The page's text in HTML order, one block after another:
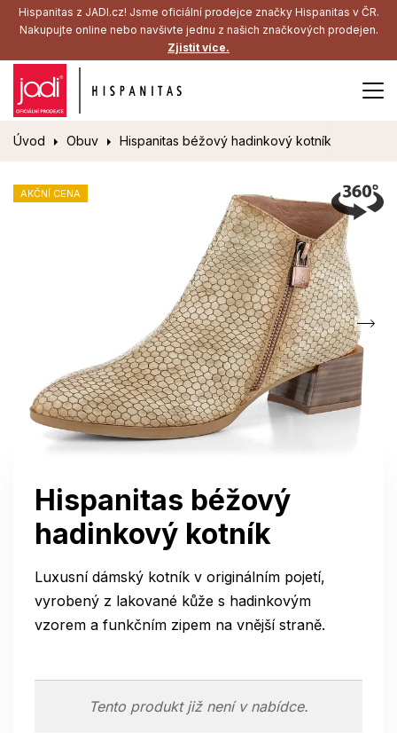
Hispanitas z JADI.cz! Jsme oficiální prodejce značky Hispanitas v ČR.
Nakupujte online nebo navšivte jednu z našich značkových prodejen.
Zjistit více.
Úvod Obuv Hispanitas béžový hadinkový kotník
AKČNÍ CENA
Hispanitas béžový
hadinkový kotník
Luxusní dámský kotník v originálním pojetí,
vyrobený z lakované kůže s hadinkovým
vzorem a funkčním zipem na vnější straně.
Tento produkt již není v nabídce.